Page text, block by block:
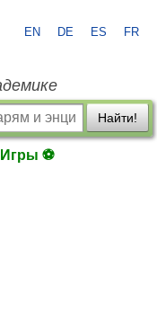
EN DE ES FR
Найти!
Игры ⚽